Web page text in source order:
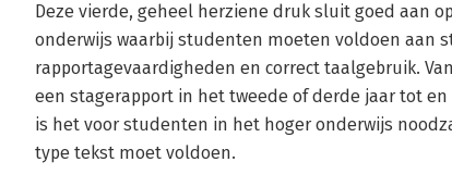
Deze vierde, geheel herziene druk sluit goed aan
onderwijs waarbij studenten moeten voldoen aan
rapportagevaardigheden en correct taalgebruik.
een stagerapport in het tweede of derde jaar tot
is het voor studenten in het hoger onderwijs
type tekst moet voldoen.